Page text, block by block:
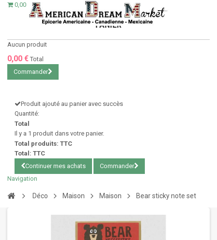
0,00 €
PANIER
Aucun produit
0,00 € Total
Commander
Produit ajouté au panier avec succès
Quantité:
Total
Il y a 1 produit dans votre panier.
Total produits: TTC
Total: TTC
Continuer mes achats
Commander
Navigation
Déco Maison Maison Bear sticky note set